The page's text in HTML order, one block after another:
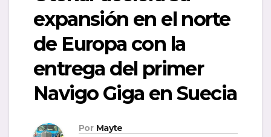
expansión en el norte
de Europa con la
entrega del primer
Navigo Giga en Suecia
Por Mayte